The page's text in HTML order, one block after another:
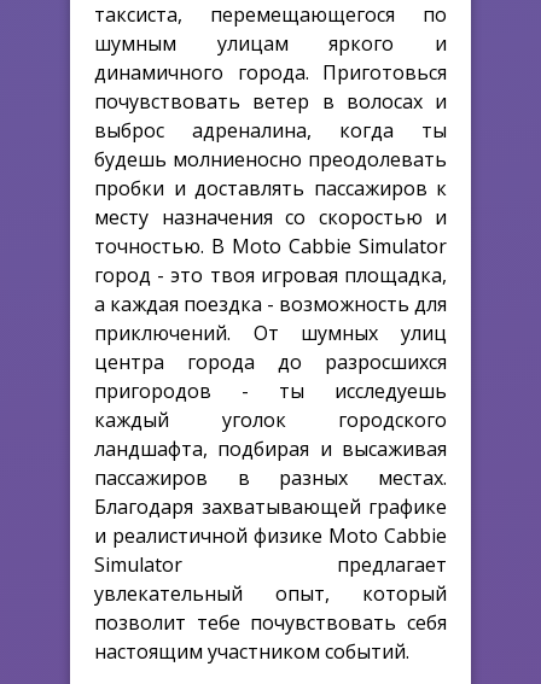
таксиста, перемещающегося по
шумным улицам яркого и
динамичного города. Приготовься
почувствовать ветер в волосах и
выброс адреналина, когда ты
будешь молниеносно преодолевать
пробки и доставлять пассажиров к
месту назначения со скоростью и
точностью. В Moto Cabbie Simulator
город - это твоя игровая площадка,
а каждая поездка - возможность для
приключений. От шумных улиц
центра города до разросшихся
пригородов - ты исследуешь
каждый уголок городского
ландшафта, подбирая и высаживая
пассажиров в разных местах.
Благодаря захватывающей графике
и реалистичной физике Moto Cabbie
Simulator предлагает
увлекательный опыт, который
позволит тебе почувствовать себя
настоящим участником событий.